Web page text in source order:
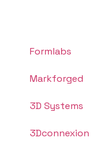
Formlabs
Markforged
3D Systems
3Dconnexion